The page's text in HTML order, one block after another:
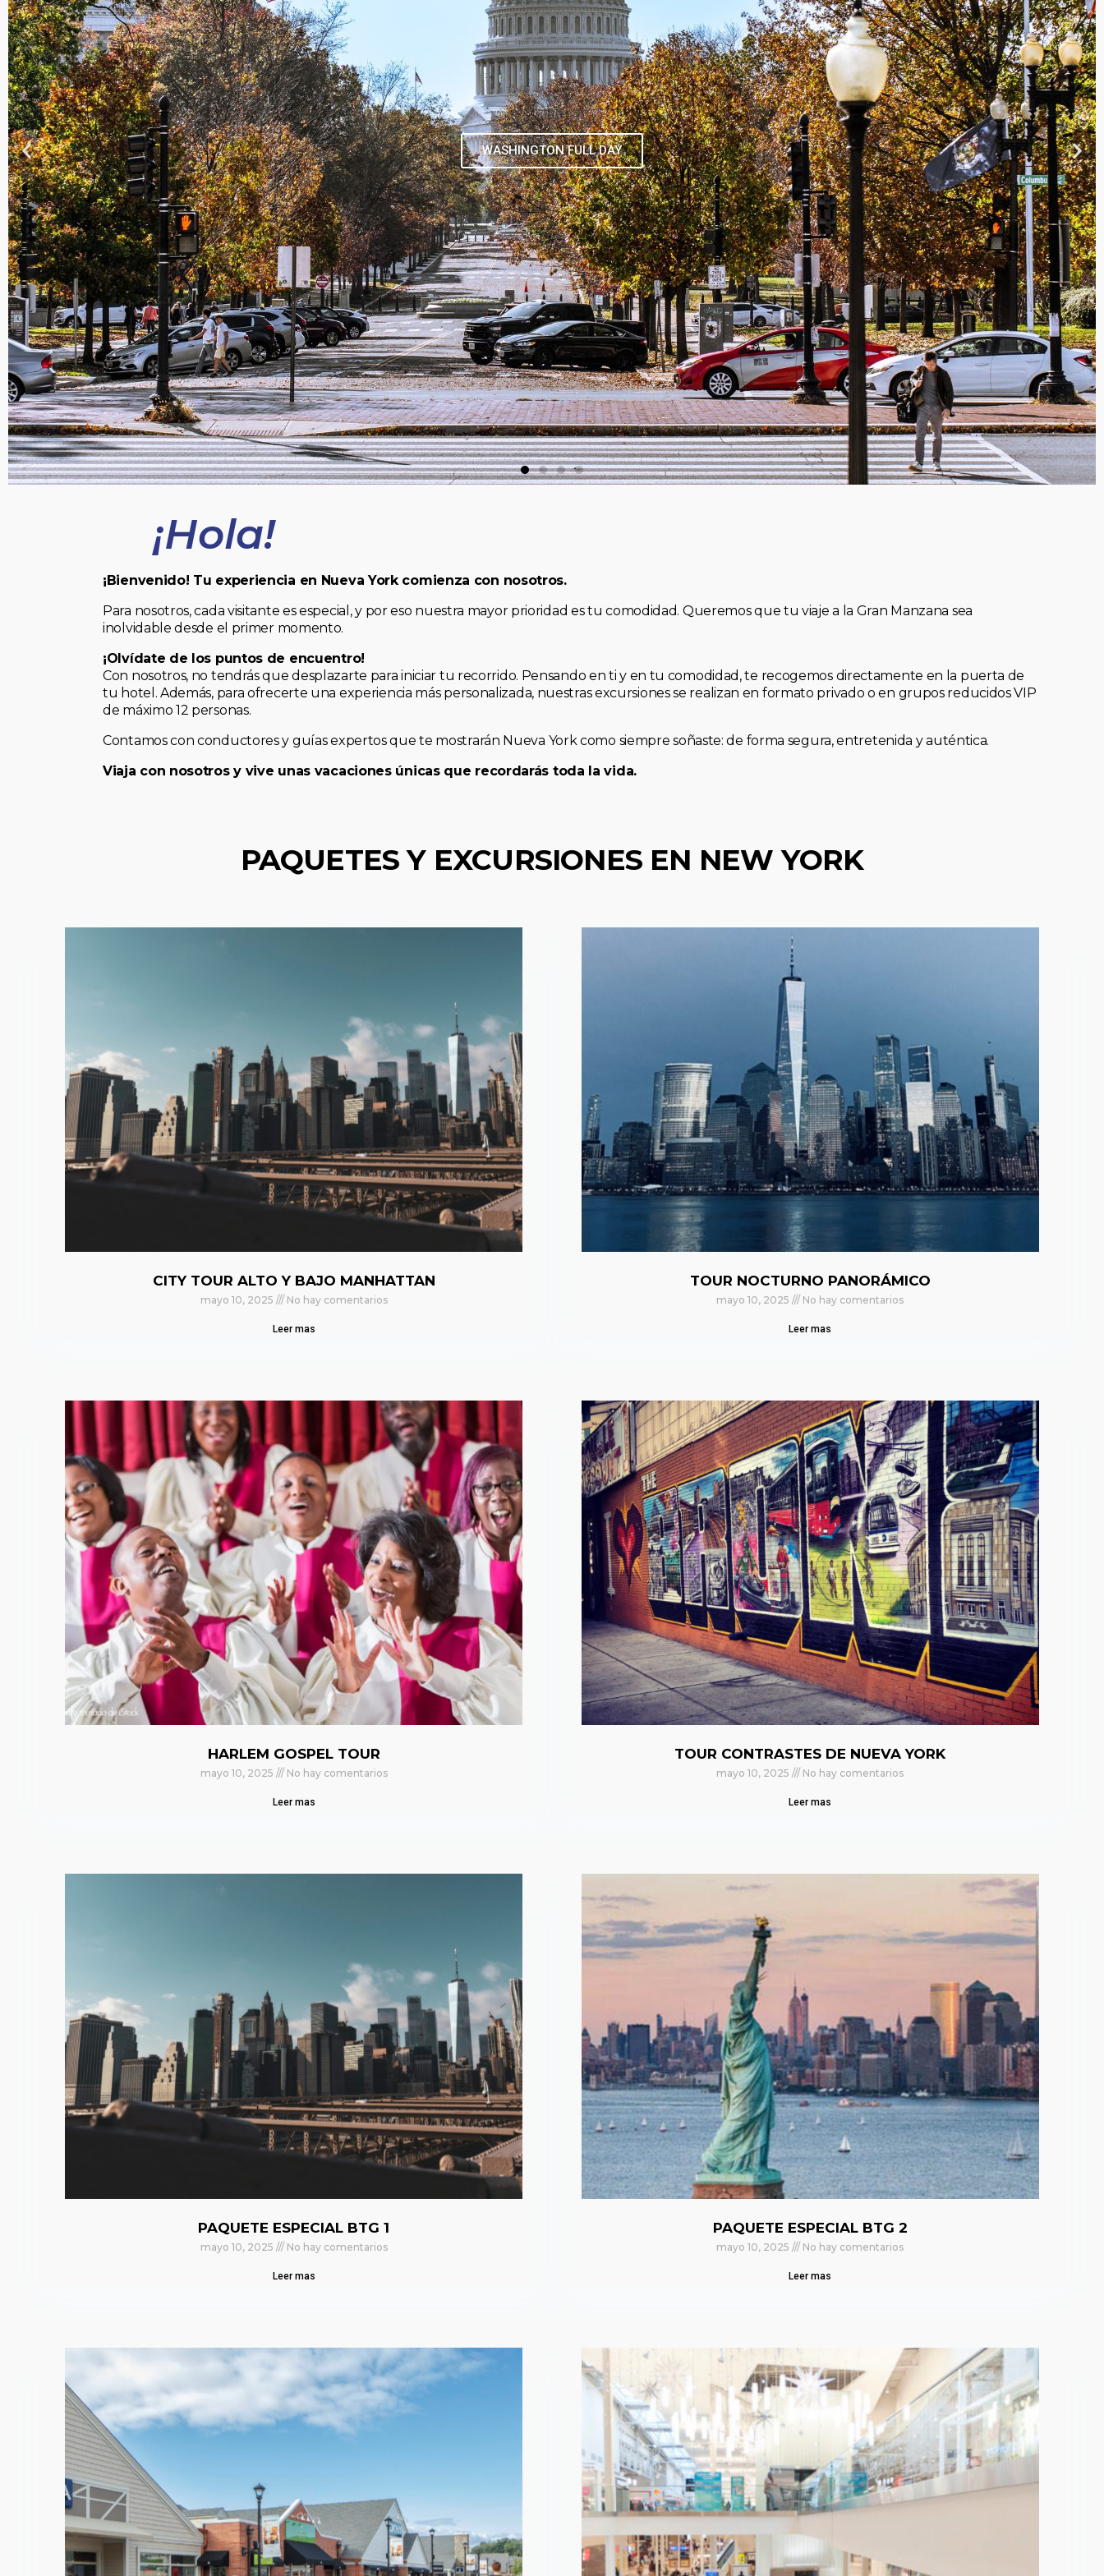
TOUR DE CONTRASTES
¡Hola!
¡Bienvenido! Tu experiencia en Nueva York comienza con nosotros.
Para nosotros, cada visitante es especial, y por eso nuestra mayor prioridad es tu comodidad. Queremos que tu viaje a la Gran Manzana sea
inolvidable desde el primer momento.
¡Olvídate de los puntos de encuentro!
Con nosotros, no tendrás que desplazarte para iniciar tu recorrido. Pensando en ti y en tu comodidad, te recogemos directamente en la puerta de
tu hotel. Además, para ofrecerte una experiencia más personalizada, nuestras excursiones se realizan en formato privado o en grupos reducidos VIP
de máximo 12 personas.
Contamos con conductores y guías expertos que te mostrarán Nueva York como siempre soñaste: de forma segura, entretenida y auténtica.
Viaja con nosotros y vive unas vacaciones únicas que recordarás toda la vida.
PAQUETES Y EXCURSIONES EN NEW YORK
CITY TOUR ALTO Y BAJO MANHATTAN
mayo 10, 2025 No hay comentarios
Leer mas
TOUR NOCTURNO PANORÁMICO
mayo 10, 2025 No hay comentarios
Leer mas
HARLEM GOSPEL TOUR
mayo 10, 2025 No hay comentarios
Leer mas
TOUR CONTRASTES DE NUEVA YORK
mayo 10, 2025 No hay comentarios
Leer mas
PAQUETE ESPECIAL BTG 1
mayo 10, 2025 No hay comentarios
Leer mas
PAQUETE ESPECIAL BTG 2
mayo 10, 2025 No hay comentarios
Leer mas